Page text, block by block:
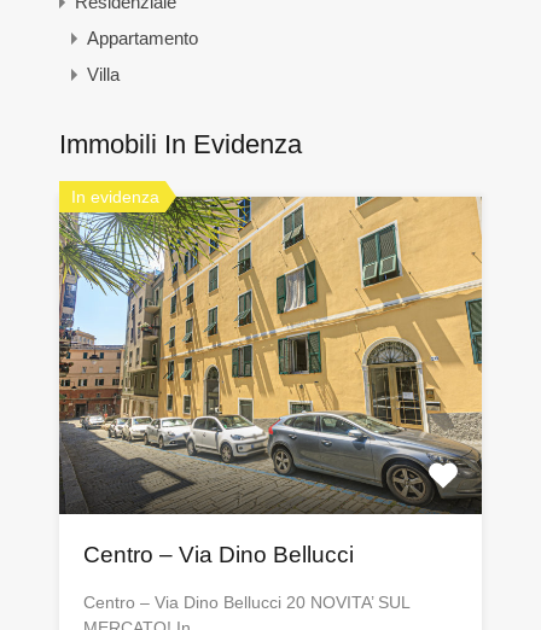
Appartamento
Villa
Immobili In Evidenza
In evidenza
Centro – Via Dino Bellucci
Centro – Via Dino Bellucci 20 NOVITA’ SUL